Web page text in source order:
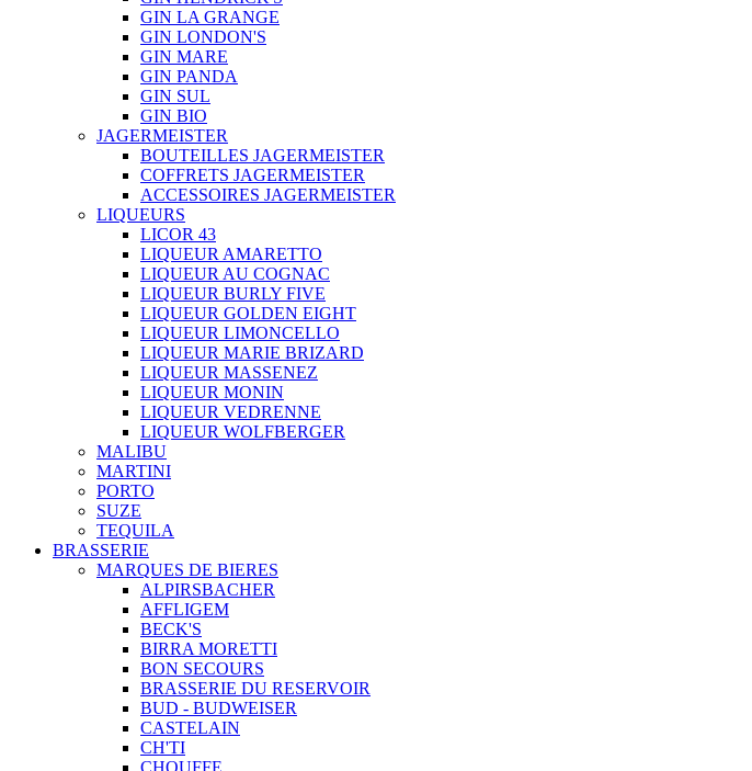
GIN LA GRANGE
GIN LONDON'S
GIN MARE
GIN PANDA
GIN SUL
GIN BIO
JAGERMEISTER
BOUTEILLES JAGERMEISTER
COFFRETS JAGERMEISTER
ACCESSOIRES JAGERMEISTER
LIQUEURS
LICOR 43
LIQUEUR AMARETTO
LIQUEUR AU COGNAC
LIQUEUR BURLY FIVE
LIQUEUR GOLDEN EIGHT
LIQUEUR LIMONCELLO
LIQUEUR MARIE BRIZARD
LIQUEUR MASSENEZ
LIQUEUR MONIN
LIQUEUR VEDRENNE
LIQUEUR WOLFBERGER
MALIBU
MARTINI
PORTO
SUZE
TEQUILA
BRASSERIE
MARQUES DE BIERES
ALPIRSBACHER
AFFLIGEM
BECK'S
BIRRA MORETTI
BON SECOURS
BRASSERIE DU RESERVOIR
BUD - BUDWEISER
CASTELAIN
CH'TI
CHOUFFE